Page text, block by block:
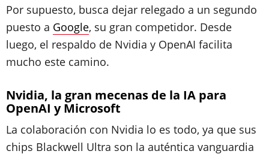
Por supuesto, busca dejar relegado a un segundo
puesto a Google, su gran competidor. Desde
luego, el respaldo de Nvidia y OpenAI facilita
mucho este camino.
Nvidia, la gran mecenas de la IA para
OpenAI y Microsoft
La colaboración con Nvidia lo es todo, ya que sus
chips Blackwell Ultra son la auténtica vanguardia